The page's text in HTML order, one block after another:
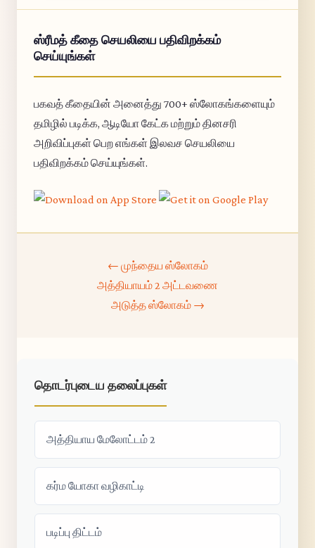
ஸ்ரீமத் கீதை செயலியை பதிவிறக்கம்
செய்யுங்கள்
பகவத் கீதையின் அனைத்து 700+ ஸ்லோகங்களையும்
தமிழில் படிக்க, ஆடியோ கேட்க மற்றும் தினசரி
அறிவிப்புகள் பெற எங்கள் இலவச செயலியை
பதிவிறக்கம் செய்யுங்கள்.
← முந்தைய ஸ்லோகம்
அத்தியாயம் 2 அட்டவணை
அடுத்த ஸ்லோகம் →
தொடர்புடைய தலைப்புகள்
அத்தியாய மேலோட்டம் 2
கர்ம யோகா வழிகாட்டி
படிப்பு திட்டம்